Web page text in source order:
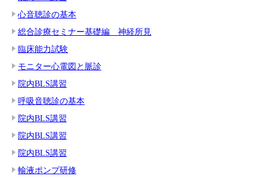
心音聴診の基本
総合診療セミナー基礎編 神経所見
臨床能力試験
モニター心電図と脈診
院内BLS講習
呼吸音聴診の基本
院内BLS講習
院内BLS講習
院内BLS講習
輸液ポンプ研修